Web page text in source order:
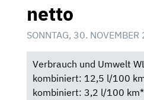
netto
SONNTAG, 30.
Verbrauch und Umwelt
kombiniert: 12,5 l/100
kombiniert: 3,2 l/100 km*